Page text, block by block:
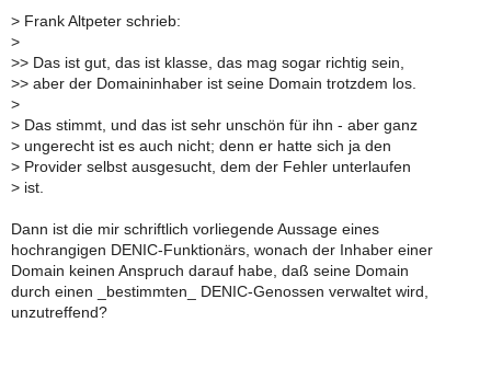
> Frank Altpeter schrieb:
>
>> Das ist gut, das ist klasse, das mag sogar richtig sein,
>> aber der Domaininhaber ist seine Domain trotzdem los.
>
> Das stimmt, und das ist sehr unschön für ihn - aber ganz
> ungerecht ist es auch nicht; denn er hatte sich ja den
> Provider selbst ausgesucht, dem der Fehler unterlaufen
> ist.
Dann ist die mir schriftlich vorliegende Aussage eines
hochrangigen DENIC-Funktionärs, wonach der Inhaber einer
Domain keinen Anspruch darauf habe, daß seine Domain
durch einen _bestimmten_ DENIC-Genossen verwaltet wird,
unzutreffend?